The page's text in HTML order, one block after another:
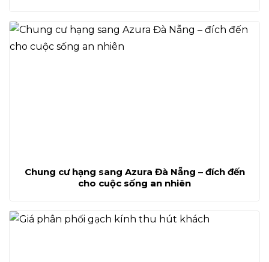
Chung cư hạng sang Azura Đà Nẵng – đích đến
cho cuộc sống an nhiên